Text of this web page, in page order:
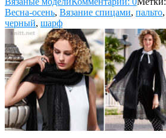
Весна-осень, Вязание спицами, пальто,
черный, шарф